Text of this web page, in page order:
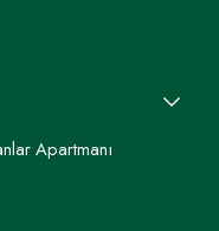
Apartmanı